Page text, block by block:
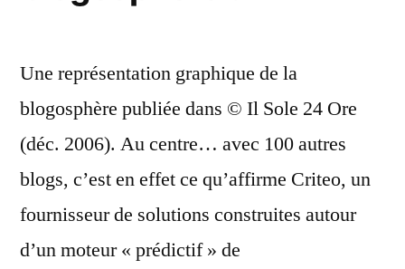
Une représentation graphique de la
blogosphère publiée dans © Il Sole 24 Ore
(déc. 2006). Au centre… avec 100 autres
blogs, c’est en effet ce qu’affirme Criteo, un
fournisseur de solutions construites autour
d’un moteur « prédictif » de